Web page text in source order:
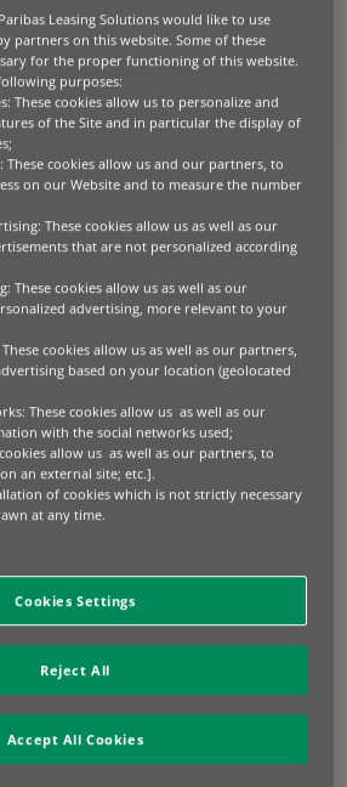
Paribas Leasing
esnek, uzun
finansman
anladı ve bize
büyümeye
mümkün
Kendileriyle işbirliği
iplik alıcısından
üreticisine
etkili oldu.
daha da büyük
imza atmaya
Koçak, Şirket Sahibi, Else
Leasing Solutions would like to use
partners on this website. Some of these
for the proper functioning of this website.
purposes:
These cookies allow us to personalize and
of the Site and in particular the display of
These cookies allow us and our partners, to
on our Website and to measure the number
These cookies allow us as well as our
that are not personalized according
These cookies allow us as well as our
advertising, more relevant to your
cookies allow us as well as our partners,
based on your location (geolocated
These cookies allow us as well as our
with the social networks used;
allow us as well as our partners, to
an external site; etc.].
of cookies which is not strictly necessary
at any time.
Cookies Settings
Reject All
Accept All Cookies